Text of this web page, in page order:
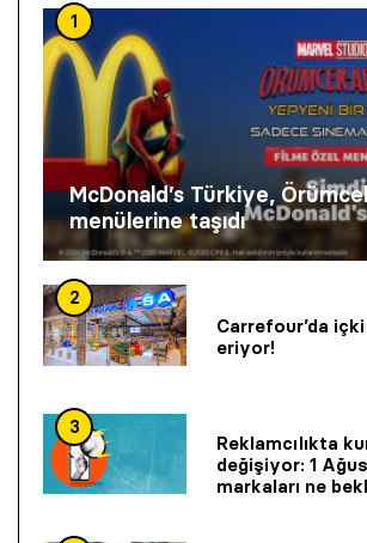
1
McDonald’s Türkiye,
menülerine taşıdı
2
Carrefour’da içki
eriyor!
3
Reklamcılıkta
değişiyor: 1
markaları ne